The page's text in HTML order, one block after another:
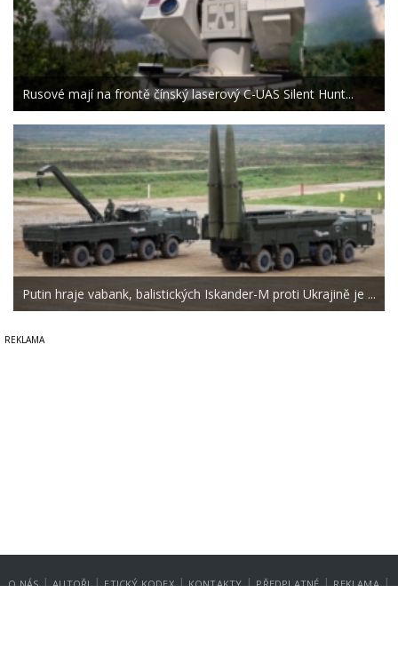
Rusové mají na frontě čínský laserový C-UAS Silent Hunt...
Putin hraje vabank, balistických Iskander-M proti Ukrajině je ...
O NÁS | AUTOŘI | ETICKÝ KODEX | KONTAKTY | PŘEDPLATNÉ | REKLAMA |